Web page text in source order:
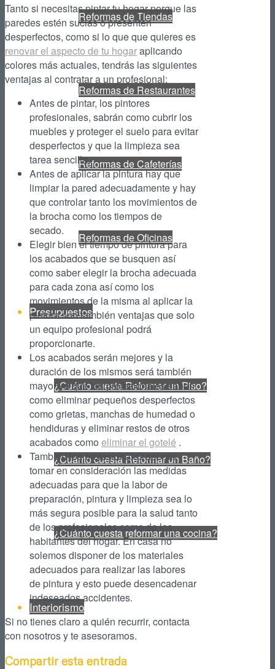
Reformas de Tiendas
Reformas de Restaurantes
Reformas de Cafeterías
Reformas de Oficinas
Presupuestos
¿Cuánto cuesta Reformar un Piso?
¿Cuánto cuesta Reformar un Baño?
¿Cuánto cuesta reformar una cocina?
Interiorismo
Tanto si necesitas pintar tu hogar porque las
paredes estén sucias o presenten
desperfectos, como si lo que que quieres es
renovar el aspecto de tu hogaraplicando
colores más actuales, tendrás las siguientes
ventajas al contratar a un profesional:
Antes de pintar, los pintores
profesionales, sabrán como cubrir los
muebles y proteger el suelo para evitar
desperfectos y que la limpieza sea
tarea sencilla.
Antes de aplicar la pintura hay que
limpiar la pared adecuadamente y hay
que controlar tanto los movimientos de
la brocha como los tiempos de
secado.
Elegir bien el tiempo de pintura para
los acabados que se busquen así
como saber elegir la brocha adecuada
para cada zona así como los
movimientos de la misma al aplicar la
pintura son también ventajas que solo
un equipo profesional podrá
proporcionarte.
Los acabados serán mejores y la
duración de los mismos será también
mayor ya que los profesionales saben
como eliminar pequeños desperfectos
como grietas, manchas de humedad o
hendiduras y eliminar restos de otros
acabados como eliminar el gotelé .
También los profesionales sabrán
tomar en consideración las medidas
adecuadas para que la labor de
preparación, pintura y limpieza sea lo
más segura posible para la salud tanto
de los profesionales como de los
habitantes del hogar. En casa no
solemos disponer de los materiales
adecuados para realizar las labores
de pintura y esto puede desencadenar
indeseados accidentes.
Si no tienes claro a quién recurrir, contacta
con nosotros y te asesoramos.
Compartir esta entrada